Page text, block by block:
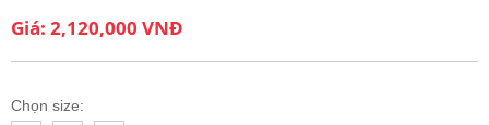
Giá: 2,120,000 VNĐ
Chọn size: